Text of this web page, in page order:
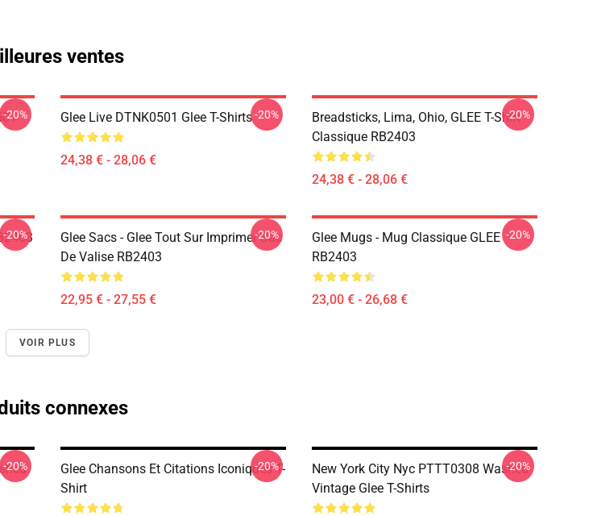
ventes
-20% Glee Live DTNK0501 Glee T-Shirts
24,38 € - 28,06 €
-20%
Breadsticks, Lima, Ohio, GLEE T-Shirt
Classique RB2403
24,38 € - 28,06 €
-20%
-20%
Glee Sacs - Glee Tout Sur Imprimer Sac
De Valise RB2403
22,95 € - 27,55 €
-20%
Glee Mugs - Mug Classique GLEE
RB2403
23,00 € - 26,68 €
-20%
VOIR PLUS
connexes
-20%
Glee Chansons Et Citations Iconiques T-
Shirt
-20%
New York City Nyc PTTT0308 Washed
Vintage Glee T-Shirts
-20%